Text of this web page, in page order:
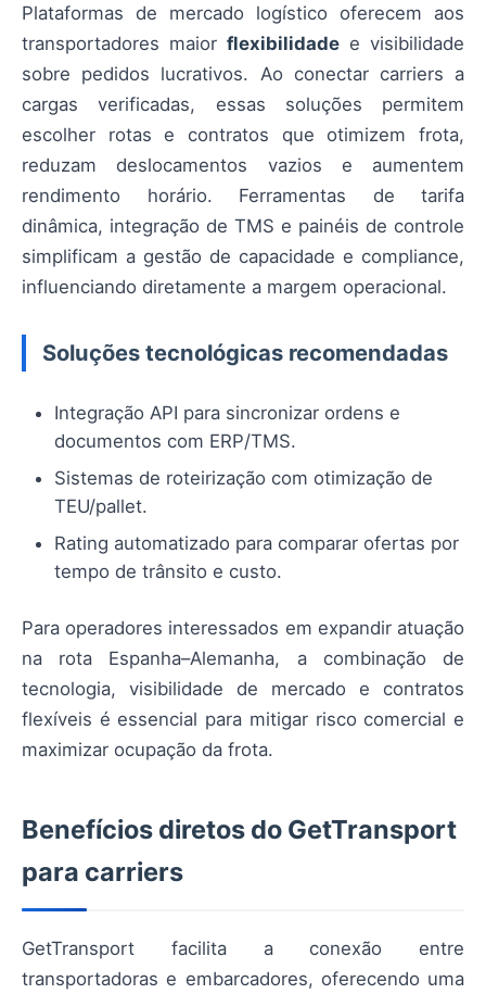
Plataformas de mercado logístico oferecem aos
transportadores maior flexibilidade e visibilidade
sobre pedidos lucrativos. Ao conectar carriers a
cargas verificadas, essas soluções permitem
escolher rotas e contratos que otimizem frota,
reduzam deslocamentos vazios e aumentem
rendimento horário. Ferramentas de tarifa
dinâmica, integração de TMS e painéis de controle
simplificam a gestão de capacidade e compliance,
influenciando diretamente a margem operacional.
Soluções tecnológicas recomendadas
Integração API para sincronizar ordens e
documentos com ERP/TMS.
Sistemas de roteirização com otimização de
TEU/pallet.
Rating automatizado para comparar ofertas por
tempo de trânsito e custo.
Para operadores interessados em expandir atuação
na rota Espanha–Alemanha, a combinação de
tecnologia, visibilidade de mercado e contratos
flexíveis é essencial para mitigar risco comercial e
maximizar ocupação da frota.
Benefícios diretos do GetTransport
para carriers
GetTransport facilita a conexão entre
transportadoras e embarcadores, oferecendo uma